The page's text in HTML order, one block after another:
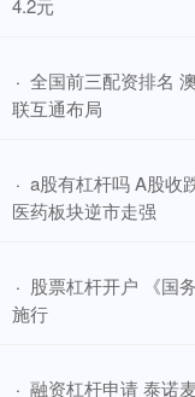
· 全国前三配资排名
联互通布局
· ​a股有杠杆吗 A股收
医药板块逆市走强
· 股票杠杆开户 《国
施行
· 融资杠杆申请 泰诺